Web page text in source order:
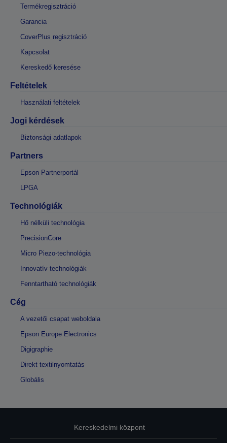
Termékregisztráció
Garancia
CoverPlus regisztráció
Kapcsolat
Kereskedő keresése
Feltételek
Használati feltételek
Jogi kérdések
Biztonsági adatlapok
Partners
Epson Partnerportál
LPGA
Technológiák
Hő nélküli technológia
PrecisionCore
Micro Piezo-technológia
Innovatív technológiák
Fenntartható technológiák
Cég
A vezetői csapat weboldala
Epson Europe Electronics
Digigraphie
Direkt textilnyomtatás
Globális
Kereskedelmi központ